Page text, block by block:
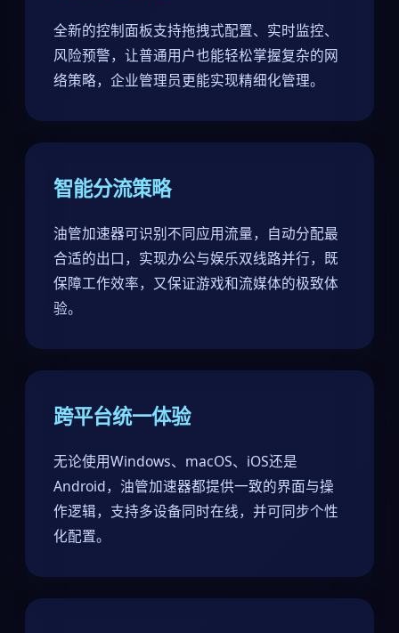
全新的控制面板支持拖拽式配置、实时监控、
风险预警，让普通用户也能轻松掌握复杂的网
络策略，企业管理员更能实现精细化管理。
智能分流策略
油管加速器可识别不同应用流量，自动分配最
合适的出口，实现办公与娱乐双线路并行，既
保障工作效率，又保证游戏和流媒体的极致体
验。
跨平台统一体验
无论使用Windows、macOS、iOS还是
Android，油管加速器都提供一致的界面与操
作逻辑，支持多设备同时在线，并可同步个性
化配置。